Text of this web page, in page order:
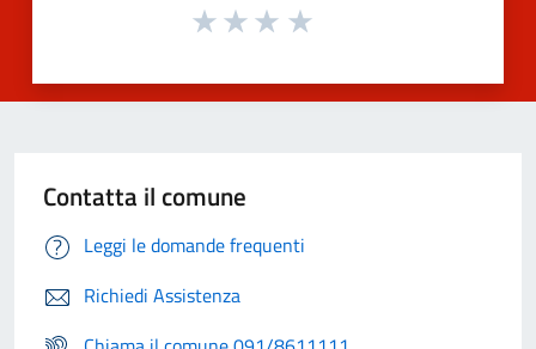
Contatta il comune
Leggi le domande frequenti
Richiedi Assistenza